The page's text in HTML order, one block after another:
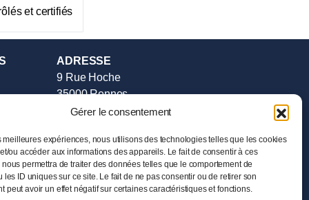
Gérer le consentement
meilleures expériences, nous utilisons des technologies telles que les cookies
ou accéder aux informations des appareils. Le fait de consentir à ces
permettra de traiter des données telles que le comportement de
les ID uniques sur ce site. Le fait de ne pas consentir ou de retirer son
peut avoir un effet négatif sur certaines caractéristiques et fonctions.
et certifiés
vente
ADRESSE
9 Rue Hoche
35000 Rennes
Tél :02.99.385.385
HORAIRES
Mardi au Samedi
de 11h00 à 19h00